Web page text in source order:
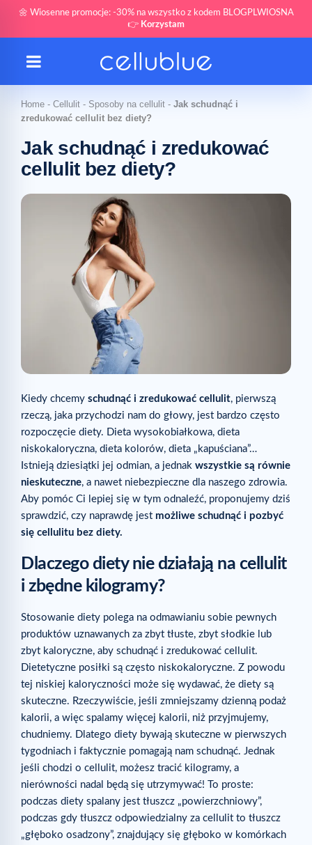
🌼 Wiosenne promocje: -30% na wszystko z kodem BLOGPLWIOSNA
👉 Korzystam
Home - Cellulit - Sposoby na cellulit - Jak schudnąć i
zredukować cellulit bez diety?
Jak schudnąć i zredukować
cellulit bez diety?
Kiedy chcemy schudnąć i zredukować cellulit, pierwszą
rzeczą, jaka przychodzi nam do głowy, jest bardzo często
rozpoczęcie diety. Dieta wysokobiałkowa, dieta
niskokaloryczna, dieta kolorów, dieta „kapuściana”…
Istnieją dziesiątki jej odmian, a jednak wszystkie są równie
nieskuteczne, a nawet niebezpieczne dla naszego zdrowia.
Aby pomóc Ci lepiej się w tym odnaleźć, proponujemy dziś
sprawdzić, czy naprawdę jest możliwe schudnąć i pozbyć
się cellulitu bez diety.
Dlaczego diety nie działają na cellulit
i zbędne kilogramy?
Stosowanie diety polega na odmawianiu sobie pewnych
produktów uznawanych za zbyt tłuste, zbyt słodkie lub
zbyt kaloryczne, aby schudnąć i zredukować cellulit.
Dietetyczne posiłki są często niskokaloryczne. Z powodu
tej niskiej kaloryczności może się wydawać, że diety są
skuteczne. Rzeczywiście, jeśli zmniejszamy dzienną podaż
kalorii, a więc spalamy więcej kalorii, niż przyjmujemy,
chudniemy. Dlatego diety bywają skuteczne w pierwszych
tygodniach i faktycznie pomagają nam schudnąć. Jednak
jeśli chodzi o cellulit, możesz tracić kilogramy, a
nierówności nadal będą się utrzymywać! To proste:
podczas diety spalany jest tłuszcz „powierzchniowy”,
podczas gdy tłuszcz odpowiedzialny za cellulit to tłuszcz
„głęboko osadzony”, znajdujący się głęboko w komórkach